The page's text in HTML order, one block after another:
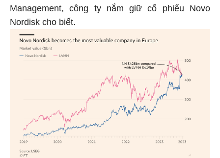
Management, công ty nắm giữ cổ phiếu Novo
Nordisk cho biết.